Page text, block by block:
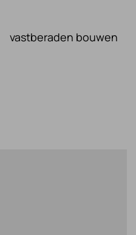
vastberaden bouwen